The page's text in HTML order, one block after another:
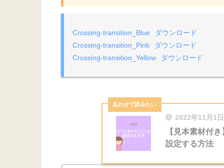
Crossing-transition_Blue
ダウンロード
Crossing-transition_Pink
ダウンロード
Crossing-transition_Yellow
ダウンロード
2022年11月1日
【見本素材付
設定する方法